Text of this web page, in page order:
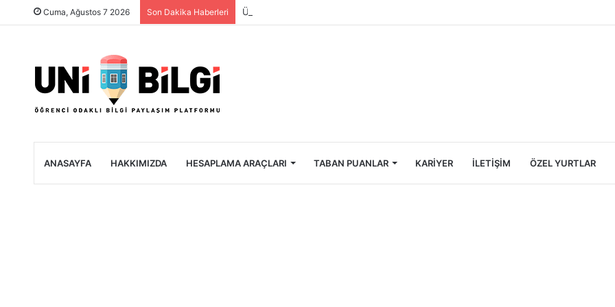
Cuma, Ağustos 7 2026 Son Dakika Haberleri Üniversite Öğrencileri İçin Ekonomik Tatil Rehberi
ANASAYFA HAKKIMIZDA HESAPLAMA ARAÇLARI TABAN PUANLAR KARIYER İLETIŞIM ÖZEL YURTLAR